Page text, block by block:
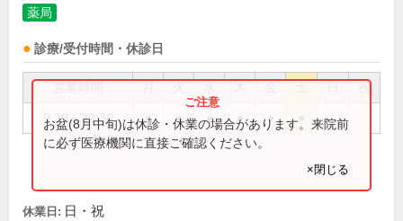
薬局
診療/受付時間・休診日
祝
9:30～20:30 ● ● ● ● ●
お盆(8月中旬)は休診・休業の場合があります。来院前
に必ず医療機関に直接ご確認ください。
×閉じる
休業日: 日・祝